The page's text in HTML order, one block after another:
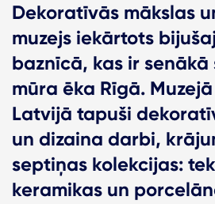
Dekoratīvās mākslas
muzejs iekārtots
baznīcā, kas ir
mūra ēka Rīgā.
Latvijā tapuši
un dizaina darbi,
septiņas kolekcijas:
keramikas un